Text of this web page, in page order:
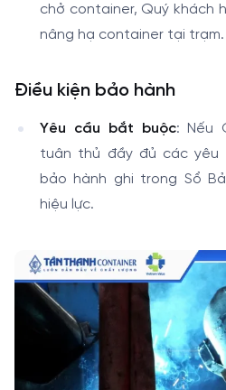
chở container, Quý khách
nâng hạ container tại trạm.
Điều kiện bảo hành
Yêu cầu bắt buộc: Nếu
tuân thủ đầy đủ các yêu
bảo hành ghi trong Sổ
hiệu lực.